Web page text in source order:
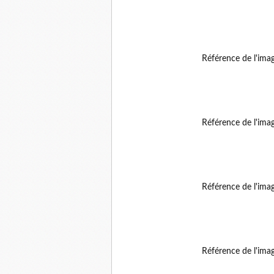
Référence de
Référence de
Référence de
Référence de